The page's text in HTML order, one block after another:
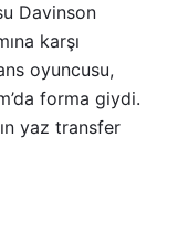
Davinson
karşı
oyuncusu,
forma giydi.
yaz transfer